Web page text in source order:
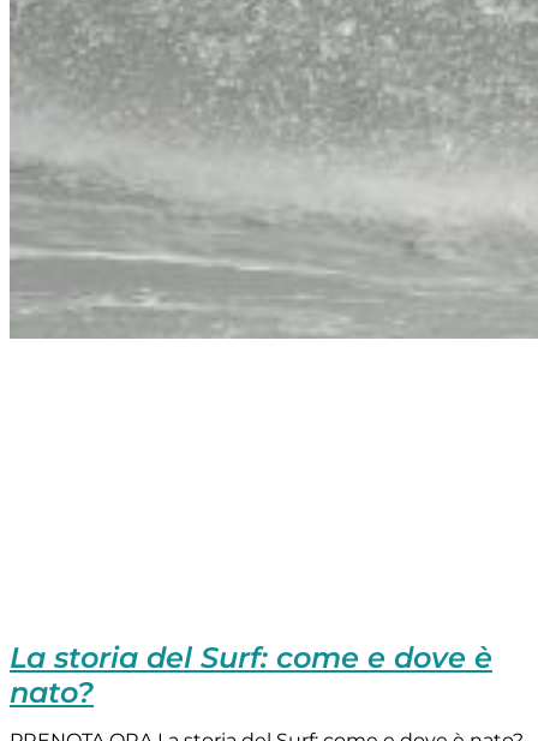
La storia del Surf: come e dove è
nato?